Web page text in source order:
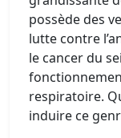
possède des
lutte contre
le cancer du
respiratoire.
induire ce